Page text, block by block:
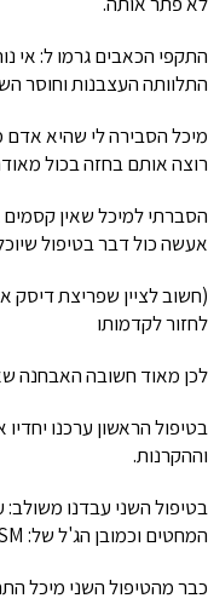
התקפי הכאבים גרמו ל: אי
התלוותה העצבנות וחוסר
מיכל הסבירה לי שהיא אדם
רוצה אותם בחזה בכול
הסברתי למיכל שאין
אעשה כול דבר בטיפול
(חשוב לציין שפריצת דיסק
לחזור לקדמותו
לכן מאוד חשובה האבחנה
בטיפול הראשון ערכנו
וההקרנות.
בטיפול השני עבדנו
המחטים וכמובן הג'ל של: ICE POWER MSM
כבר מהטיפול השני מיכל